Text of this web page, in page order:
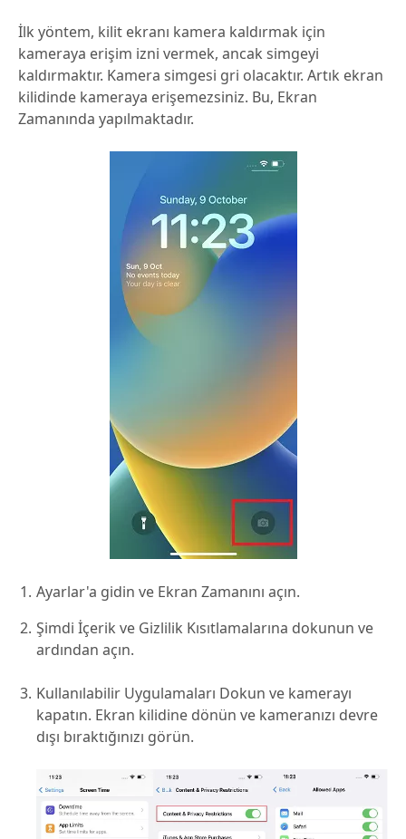
İlk yöntem, kilit ekranı kamera kaldırmak için
kameraya erişim izni vermek, ancak simgeyi
kaldırmaktır. Kamera simgesi gri olacaktır. Artık ekran
kilidinde kameraya erişemezsiniz. Bu, Ekran
Zamanında yapılmaktadır.
Ayarlar'a gidin ve Ekran Zamanını açın.
Şimdi İçerik ve Gizlilik Kısıtlamalarına dokunun ve
ardından açın.
Kullanılabilir Uygulamaları Dokun ve kamerayı
kapatın. Ekran kilidine dönün ve kameranızı devre
dışı bıraktığınızı görün.